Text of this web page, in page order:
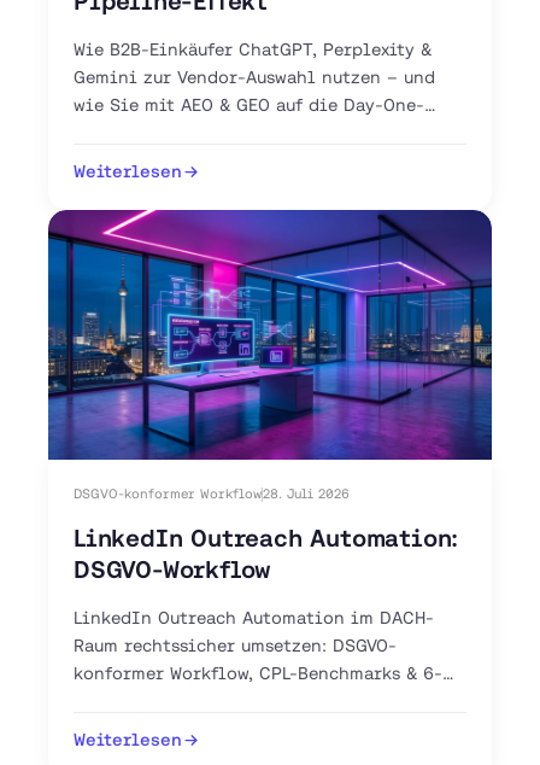
Wie B2B-Einkäufer ChatGPT, Perplexity &
Gemini zur Vendor-Auswahl nutzen – und
wie Sie mit AEO & GEO auf die Day-One-
Weiterlesen
DSGVO-konformer Workflow28. Juli 2026
LinkedIn Outreach Automation:
DSGVO-Workflow
LinkedIn Outreach Automation im DACH-
Raum rechtssicher umsetzen: DSGVO-
konformer Workflow, CPL-Benchmarks & 6-
aufsetzen.
Weiterlesen